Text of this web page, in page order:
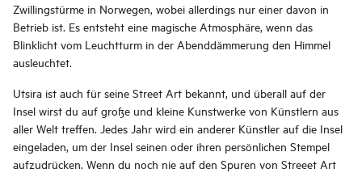
Zwillingstürme in Norwegen, wobei allerdings nur einer davon in
Betrieb ist. Es entsteht eine magische Atmosphäre, wenn das
Blinklicht vom Leuchtturm in der Abenddämmerung den Himmel
ausleuchtet.
Utsira ist auch für seine Street Art bekannt, und überall auf der
Insel wirst du auf große und kleine Kunstwerke von Künstlern aus
aller Welt treffen. Jedes Jahr wird ein anderer Künstler auf die Insel
eingeladen, um der Insel seinen oder ihren persönlichen Stempel
aufzudrücken. Wenn du noch nie auf den Spuren von Streeet Art